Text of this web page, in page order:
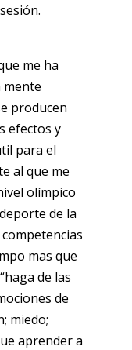
me ha
mente
producen
efectos y
para el
al que me
olímpico
de la
mas que
de las
de
miedo;
aprender a